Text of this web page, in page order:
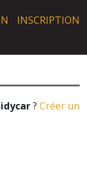
INSCRIPTION
? Créer un